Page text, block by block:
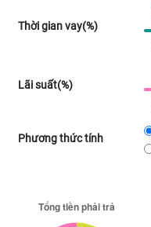
Thời gian vay(%)
Lãi suất(%)
Phương thức tính